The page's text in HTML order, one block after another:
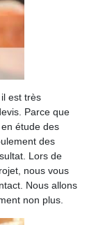
est très
Parce que
étude des
des
Lors de
nous vous
Nous allons
non plus.